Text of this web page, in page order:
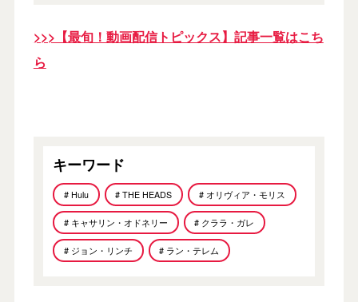
>>>【最旬！動画配信トピックス】記事一覧はこち
ら
キーワード
# Hulu # THE HEADS # オリヴィア・モリス
# キャサリン・オドネリー # クララ・ガレ
# ジョン・リンチ # ラン・テレム